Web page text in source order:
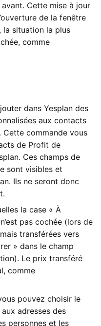
Cette mise à jour
de la fenêtre
la situation la plus
comme
dans Yesplan des
aux contacts
Cette commande vous
de Profit de
Ces champs de
sont visibles et
Ils ne seront donc
la case « À
pas cochée (lors de
transférées vers
» dans le champ
Le prix transféré
comme
pouvez choisir le
adresses des
personnes et les